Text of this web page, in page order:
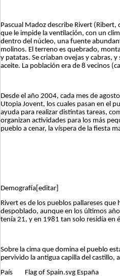
Pascual Madoz describe Rivert
que le impide la ventilación, con un
dentro del núcleo, una fuente
molinos. El terreno es quebrado,
y patatas. Se criaban ovejas y cabras,
aceite. La población era de 8 vecinos
Desde el año 2004, cada mes de
Utopia Jovent, los cuales pasan en el
ayuda para realizar distintas tareas,
organizan actividades para los más
pueblo a cenar, la víspera de la fiesta
Demografía[editar]
Rivert es de los pueblos pallareses
despoblado, aunque en los últimos
tenía 21, y en 1981 tan solo residía en
Sobre la cima que domina el pueblo
pervivido la antigua capilla del castillo,
País Flag of Spain.svg España